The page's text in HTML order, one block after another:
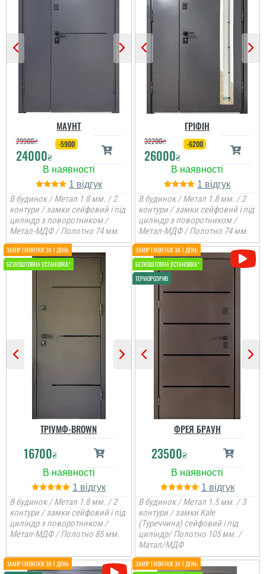
Іван
Зроблені двері якісно,
сама збірка і
фарбування, компанія
виконує свої обов'язки
якісно. Я дуже
МАУНТ
29900₴
24000₴
-5900
1
В будинок / Метал 1.8 мм. / 2
контури / замки сейфовий і під
циліндр з поворотником /
Метал-МДФ / Полотно 74 мм.
ГРІФІН
32200₴
26000₴
-6200
1
В будинок / Метал 1.8 мм. / 2
контури / замки сейфовий і під
циліндр з поворотником /
Метал-МДФ / Полотно 74 мм.
ТРІУМФ-BROWN
16700₴
1
В будинок / Метал 1.8 мм. / 2
контури / замки сейфовий і під
циліндр з поворотником /
Метал-МДФ / Полотно 85 мм.
ФРЕЯ БРАУН
23500₴
1
В будинок / Метал 1.5 мм. / 3
контури / замки Kale
(Туреччина) сейфовий і під
циліндр/ Полотно 105 мм. /
Матал/МДФ